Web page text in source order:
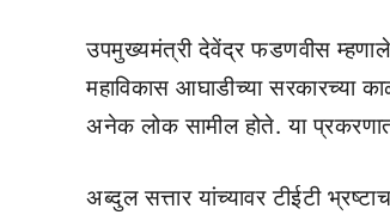
उपमुख्यमंत्री देवेंद्र फडणवीस म्हणाले,
महाविकास आघाडीच्या सरकारच्या
अनेक लोक सामील होते. या
अब्दुल सत्तार यांच्यावर टीईटी